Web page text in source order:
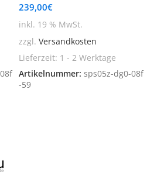
239,00€
inkl. 19 % MwSt.
zzgl. Versandkosten
Lieferzeit: 1 - 2 Werktage
Artikelnummer: sps05z-dg0-08f
-59